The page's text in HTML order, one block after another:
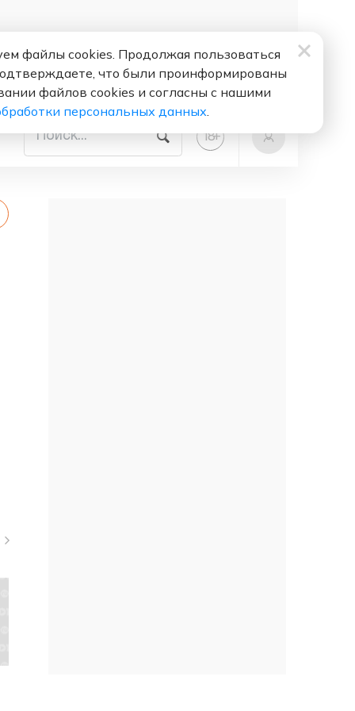
18+
файлы cookies. Продолжая пользоваться
что были проинформированы
файлов cookies и согласны с нашими
персональных данных.